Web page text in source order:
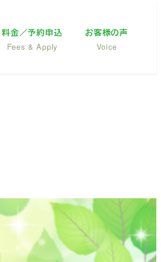
料金／予約申込
Fees & Apply
お客様の声
Voice